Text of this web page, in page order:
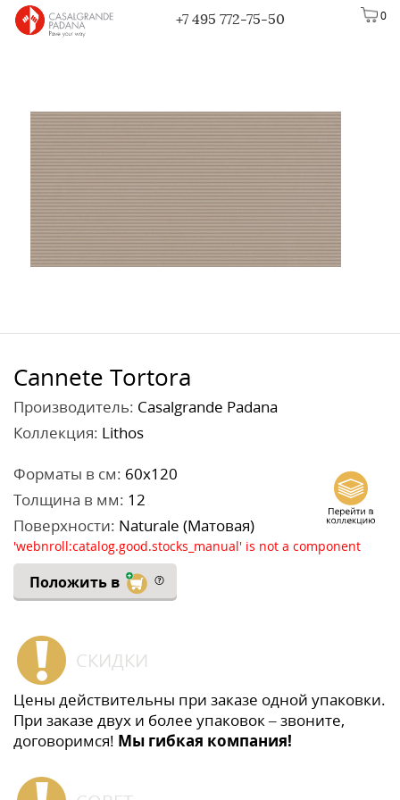
0
+7 495 772-75-50
Cannete Tortora
Производитель: Casalgrande Padana
Коллекция: Lithos
Форматы в см: 60x120
Толщина в мм: 12
Поверхности: Naturale (Матовая)
'webnroll:catalog.good.stocks_manual' is not a component
Положить в
СКИДКИ
Цены действительны при заказе одной упаковки.
При заказе двух и более упаковок – звоните,
договоримся! Мы гибкая компания!